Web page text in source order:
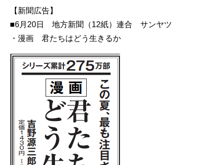
【新聞広告】
■6月20日 地方新聞（12紙）連合 サンヤツ
・漫画 君たちはどう生きるか